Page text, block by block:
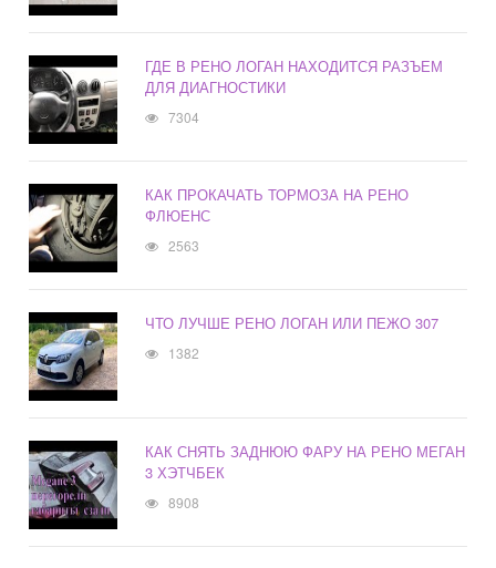
ГДЕ В РЕНО ЛОГАН НАХОДИТСЯ РАЗЪЕМ
ДЛЯ ДИАГНОСТИКИ
7304
КАК ПРОКАЧАТЬ ТОРМОЗА НА РЕНО
ФЛЮЕНС
2563
ЧТО ЛУЧШЕ РЕНО ЛОГАН ИЛИ ПЕЖО 307
1382
КАК СНЯТЬ ЗАДНЮЮ ФАРУ НА РЕНО МЕГАН
3 ХЭТЧБЕК
8908